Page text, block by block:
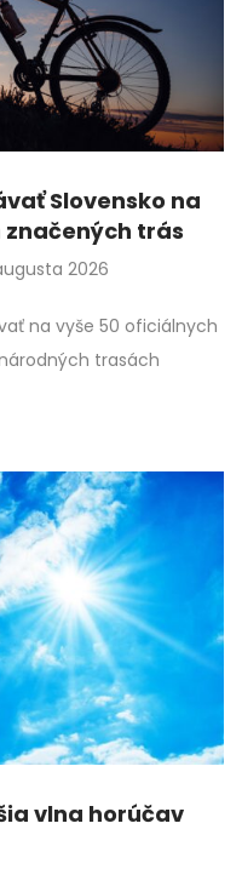
Slovensko na
značených trás
2026
na vyše 50 oficiálnych
trasách
vlna horúčav